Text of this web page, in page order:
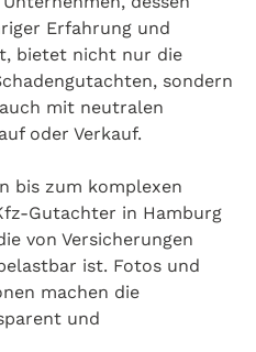
Erfahrung und
bietet nicht nur die
sondern
mit neutralen
oder Verkauf.
bis zum komplexen
Gutachter in Hamburg
von Versicherungen
ist. Fotos und
machen die
und